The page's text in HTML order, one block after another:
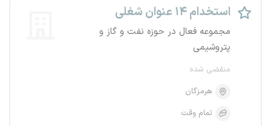
استخدام ۱۴ عنوان شغلی
مجموعه فعال در حوزه نفت و گاز و
پتروشیمی
منقضی شده
هرمزگان
تمام وقت